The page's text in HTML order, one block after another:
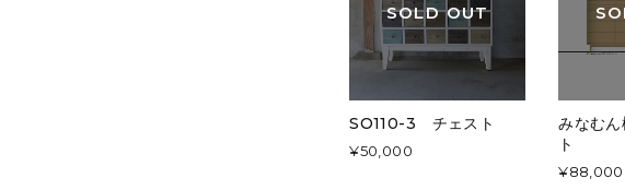
SOLD OUT
SO110-3 チェスト
¥50,000
みなむ
ト
¥88,000